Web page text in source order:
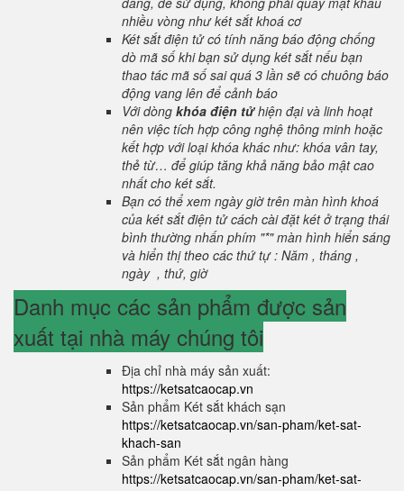
nhiều vòng như két sắt khoá cơ
Két sắt điện tử có tính năng báo động chống
dò mã số khi bạn sử dụng két sắt nếu bạn
thao tác mã số sai quá 3 lần sẽ có chuông báo
động vang lên để cảnh báo
Với dòng khóa điện tửhiện đại và linh hoạt
nên việc tích hợp công nghệ thông minh hoặc
kết hợp với loại khóa khác như: khóa vân tay,
thẻ từ… để giúp tăng khả năng bảo mật cao
nhất cho két sắt.
Bạn có thể xem ngày giờ trên màn hình khoá
của két sắt điện tử cách cài đặt két ở trạng thái
bình thường nhấn phím "*" màn hình hiển sáng
và hiển thị theo các thứ tự : Năm , tháng ,
ngày , thứ, giờ
Danh mục các sản phẩm được sản
xuất tại nhà máy chúng tôi
Địa chỉ nhà máy sản xuất:
https://ketsatcaocap.vn
Sản phẩm Két sắt khách sạn
https://ketsatcaocap.vn/san-pham/ket-sat-
khach-san
Sản phẩm Két sắt ngân hàng
https://ketsatcaocap.vn/san-pham/ket-sat-